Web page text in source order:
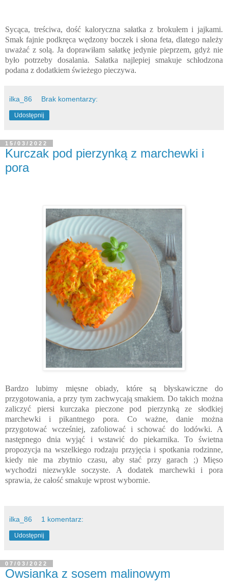
Sycąca, treściwa, dość kaloryczna sałatka z brokułem i jajkami.
Smak fajnie podkręca wędzony boczek i słona feta, dlatego należy
uważać z solą. Ja doprawiłam sałatkę jedynie pieprzem, gdyż nie
było potrzeby dosalania. Sałatka najlepiej smakuje schłodzona
podana z dodatkiem świeżego pieczywa.
ilka_86 Brak komentarzy:
Udostępnij
15/03/2022
Kurczak pod pierzynką z marchewki i
pora
Bardzo lubimy mięsne obiady, które są błyskawiczne do
przygotowania, a przy tym zachwycają smakiem. Do takich można
zaliczyć piersi kurczaka pieczone pod pierzynką ze słodkiej
marchewki i pikantnego pora. Co ważne, danie można
przygotować wcześniej, zafoliować i schować do lodówki. A
następnego dnia wyjąć i wstawić do piekarnika. To świetna
propozycja na wszelkiego rodzaju przyjęcia i spotkania rodzinne,
kiedy nie ma zbytnio czasu, aby stać przy garach ;) Mięso
wychodzi niezwykle soczyste. A dodatek marchewki i pora
sprawia, że całość smakuje wprost wybornie.
ilka_86 1 komentarz:
Udostępnij
07/03/2022
Owsianka z sosem malinowym